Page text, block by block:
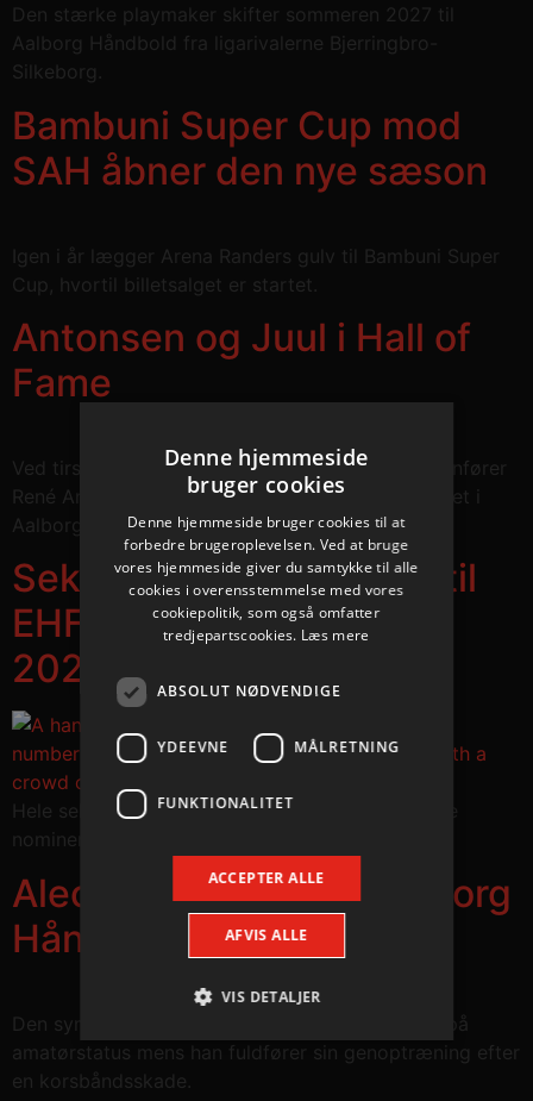
Den stærke playmaker skifter sommeren 2027 til
Aalborg Håndbold fra ligarivalerne Bjerringbro-
Silkeborg.
Bambuni Super Cup mod
SAH åbner den nye sæson
Igen i år lægger Arena Randers gulv til Bambuni Super
Cup, hvortil billetsalget er startet.
Antonsen og Juul i Hall of
Fame
Ved tirsdagens guld- og afskedsreception blev anfører
René Antonsen og fløjspiller Buster Juul indlemmet i
Aalborg Håndbolds Hall of Fame.
Seks spillere nomineret til
EHF Excellence Awards
2026
Hele seks Aalborg Håndbold-spillere er blandt de
nominerede til årets prestigefyldte priser.
Alec Smit forbliver i Aalborg
Håndbold
Den sympatiske hollænder fortsætter i klubben på
amatørstatus mens han fuldfører sin genoptræning efter
en korsbåndsskade.
Denne hjemmeside
bruger cookies
Denne hjemmeside bruger cookies til at
forbedre brugeroplevelsen. Ved at bruge
vores hjemmeside giver du samtykke til alle
cookies i overensstemmelse med vores
cookiepolitik, som også omfatter
tredjepartscookies. Læs mere
ABSOLUT NØDVENDIGE
YDEEVNE MÅLRETNING
FUNKTIONALITET
ACCEPTER ALLE
AFVIS ALLE
VIS DETALJER
Absolut nødvendige